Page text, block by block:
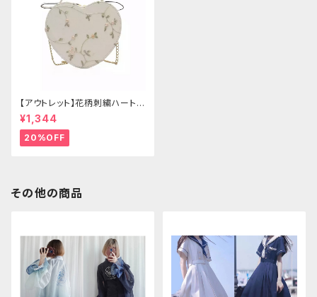
【アウトレット】花柄刺繍ハートバ
ッグ
¥1,344
20%OFF
その他の商品